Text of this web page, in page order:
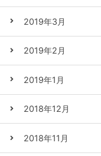
2019年3月
2019年2月
2019年1月
2018年12月
2018年11月